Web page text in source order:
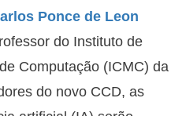
Ponce de Leon
do Instituto de
Computação (ICMC) da
do novo CCD, as